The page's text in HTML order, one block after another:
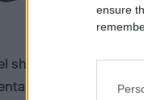
ensure
shock de la
con una pantalla